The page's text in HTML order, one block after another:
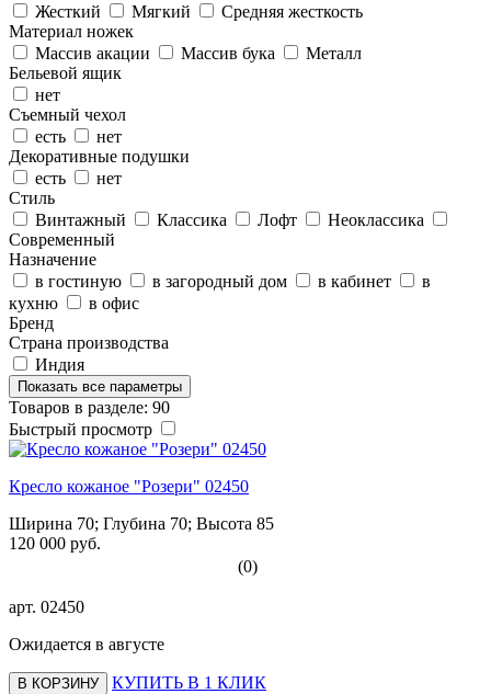
Жесткий
Мягкий
Средняя жесткость
Материал ножек
Массив акации
Массив бука
Металл
Бельевой ящик
нет
Съемный чехол
есть
нет
Декоративные подушки
есть
нет
Стиль
Винтажный
Классика Лофт
Неоклассика
Современный
Назначение
в гостиную
в загородный дом в кабинет
в
кухню
в офис
Бренд
Страна производства
Индия
Показать все параметры
Товаров в разделе: 90
Быстрый просмотр
Кресло кожаное "Розери" 02450
Ширина 70; Глубина 70; Высота 85
120 000 руб.
(0)
арт. 02450
Ожидается в августе
В КОРЗИНУ
КУПИТЬ В 1 КЛИК